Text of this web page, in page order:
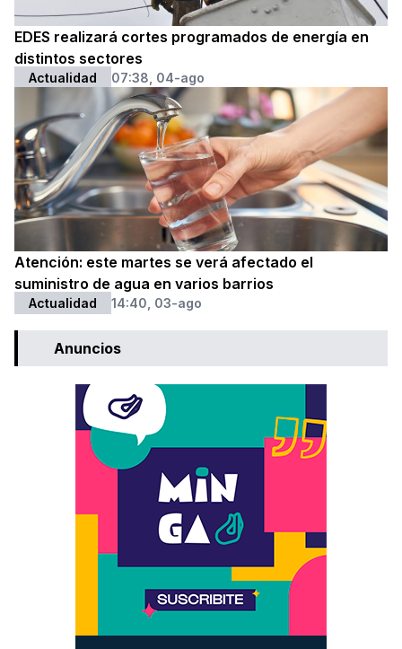
EDES realizará cortes programados de energía en
distintos sectores
Actualidad 07:38, 04-ago
Atención: este martes se verá afectado el
suministro de agua en varios barrios
Actualidad 14:40, 03-ago
Anuncios